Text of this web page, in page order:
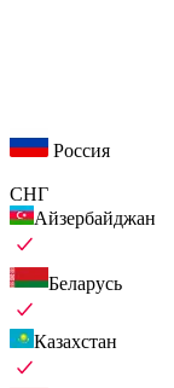
Россия
СНГ
Айзербайджан
Беларусь
Казахстан